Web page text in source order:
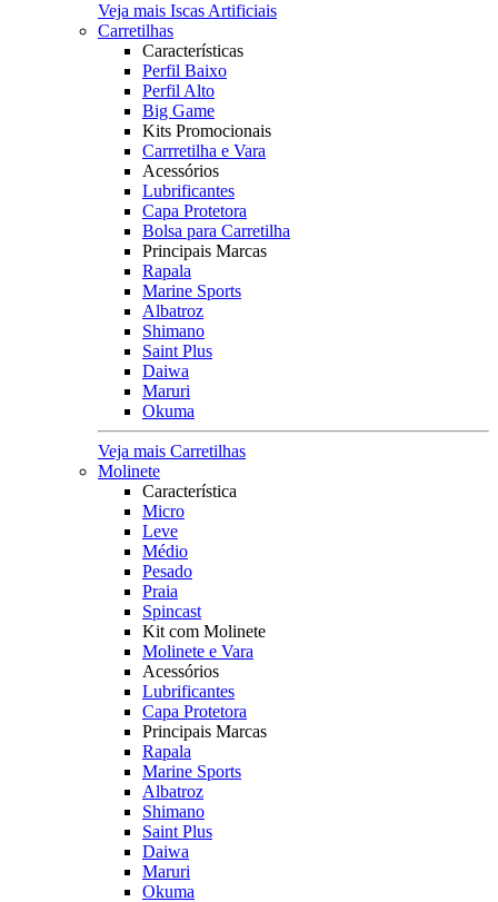
Veja mais Iscas Artificiais
Carretilhas
Características
Perfil Baixo
Perfil Alto
Big Game
Kits Promocionais
Carrretilha e Vara
Acessórios
Lubrificantes
Capa Protetora
Bolsa para Carretilha
Principais Marcas
Rapala
Marine Sports
Albatroz
Shimano
Saint Plus
Daiwa
Maruri
Okuma
Veja mais Carretilhas
Molinete
Característica
Micro
Leve
Médio
Pesado
Praia
Spincast
Kit com Molinete
Molinete e Vara
Acessórios
Lubrificantes
Capa Protetora
Principais Marcas
Rapala
Marine Sports
Albatroz
Shimano
Saint Plus
Daiwa
Maruri
Okuma